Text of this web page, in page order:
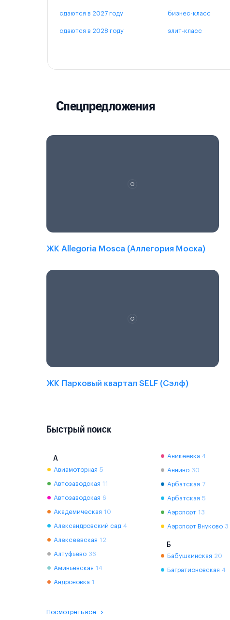
сдаются в 2027 году
сдаются в 2028 году
бизнес-класс
элит-класс
Спецпредложения
ЖК Allegoria Mosca (Аллегория Моска)
ЖК Парковый квартал SELF (Сэлф)
Быстрый поиск
А
Авиамоторная 5
Автозаводская 11
Автозаводская 6
Академическая 10
Александровский сад 4
Алексеевская 12
Алтуфьево 36
Аминьевская 14
Андроновка 1
Аникеевка 4
Аннино 30
Арбатская 7
Арбатская 5
Аэропорт 13
Аэропорт Внуково 3
Б
Бабушкинская 20
Багратионовская 4
Посмотреть все